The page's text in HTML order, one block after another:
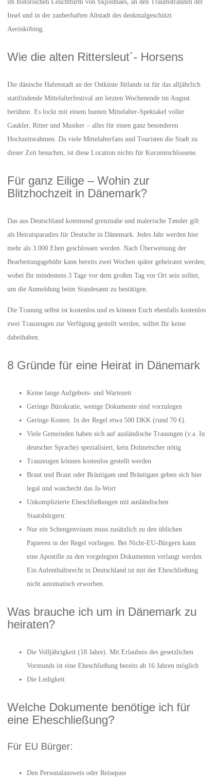
im historischen Leuchtturm von Skjoldnaes, an den Traumstränden der
Insel und in der zauberhaften Altstadt des denkmalgeschützt
Aerösköbing.
Wie die alten Rittersleut´- Horsens
Die dänische Hafenstadt an der Ostküste Jütlands ist für das alljährlich
stattfindende Mittelalterfestival am letzten Wochenende im August
berühmt. Es lockt mit einem bunten Mittelalter-Spektakel voller
Gaukler, Ritter und Musiker – alles für einen ganz besonderen
Hochzeitsrahmen. Da viele Mittelalterfans und Touristen die Stadt zu
dieser Zeit besuchen, ist diese Location nichts für Kurzentschlossene.
Für ganz Eilige – Wohin zur
Blitzhochzeit in Dänemark?
Das aus Deutschland kommend grenznahe und malerische Tønder gilt
als Heiratsparadies für Deutsche in Dänemark. Jedes Jahr werden hier
mehr als 3.000 Ehen geschlossen werden. Nach Überweisung der
Bearbeitungsgebühr kann bereits zwei Wochen später geheiratet werden;
wobei Ihr mindestens 3 Tage vor dem großen Tag vor Ort sein solltet,
um die Anmeldung beim Standesamt zu bestätigen.
Die Trauung selbst ist kostenlos und es können Euch ebenfalls kostenlos
zwei Trauzeugen zur Verfügung gestellt werden, solltet Ihr keine
dabeihaben.
8 Gründe für eine Heirat in Dänemark
Keine lange Aufgebots- und Wartezeit
Geringe Bürokratie, wenige Dokumente sind vorzulegen
Geringe Kosten. In der Regel etwa 500 DKK (rund 70 €).
Viele Gemeinden haben sich auf ausländische Trauungen (v.a. In
deutscher Sprache) spezialisiert, kein Dolmetscher nötig
Trauzeugen können kostenlos gestellt werden
Braut und Braut oder Bräutigam und Bräutigam geben sich hier
legal und waschecht das Ja-Wort
Unkomplizierte Eheschließungen mit ausländischen
Staatsbürgern:
Nur ein Schengenvisum muss zusätzlich zu den üblichen
Papieren in der Regel vorliegen. Bei Nicht-EU-Bürgern kann
eine Apostille zu den vorgelegten Dokumenten verlangt werden.
Ein Aufenthaltsrecht in Deutschland ist mit der Eheschließung
nicht automatisch erworben.
Was brauche ich um in Dänemark zu
heiraten?
Die Volljährigkeit (18 Jahre). Mit Erlaubnis des gesetzlichen
Vormunds ist eine Eheschließung bereits ab 16 Jahren möglich
Die Ledigkeit
Welche Dokumente benötige ich für
eine Eheschließung?
Für EU Bürger:
Den Personalausweis oder Reisepass